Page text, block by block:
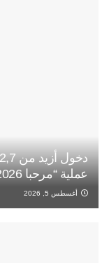
عملية “مرحبا 2026”
أغسطس 5, 2026